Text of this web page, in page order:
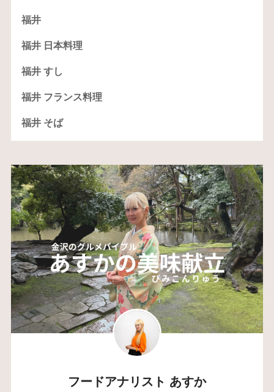
福井
福井 日本料理
福井 すし
福井 フランス料理
福井 そば
フードアナリスト あすか